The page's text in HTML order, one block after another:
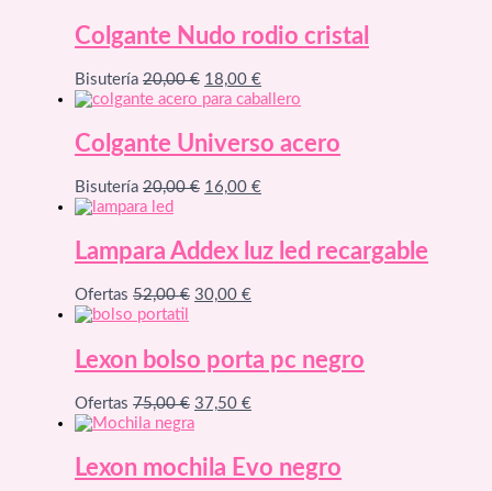
era:
30,00 €.
es:
27,00 €.
Colgante Nudo rodio cristal
Bisutería 20,00€ El
precio
era:
20,00 €.
18,00 €
precio
es:
18,00 €.
Colgante Universo acero
Bisutería 20,00€ El
era:
20,00 €.
16,00 €El
es:
16,00 €.
Lampara Addex luz led recargable
Ofertas 52,00€ El
era:
52,00 €.
30,00 €El
es:
30,00 €.
Lexon bolso porta pc negro
Ofertas 75,00€ El
precio
era:
75,00 €.
37,50 €
es:
37,50 €.
Lexon mochila Evo negro